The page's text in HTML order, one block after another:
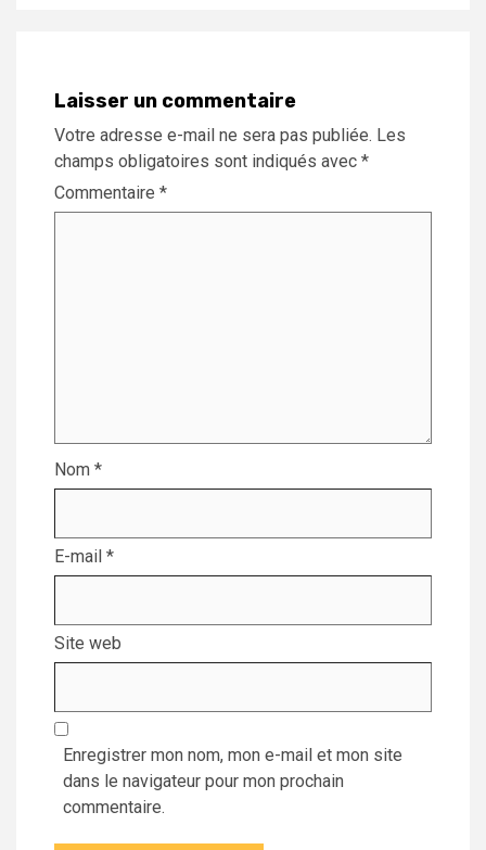
Laisser un commentaire
Votre adresse e-mail ne sera pas publiée. Les
champs obligatoires sont indiqués avec *
Commentaire *
Nom *
E-mail *
Site web
Enregistrer mon nom, mon e-mail et mon site
dans le navigateur pour mon prochain
commentaire.